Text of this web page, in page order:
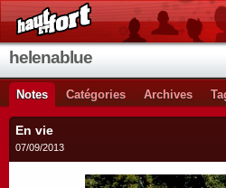
helenablue
Notes Catégories Archives
En vie
07/09/2013